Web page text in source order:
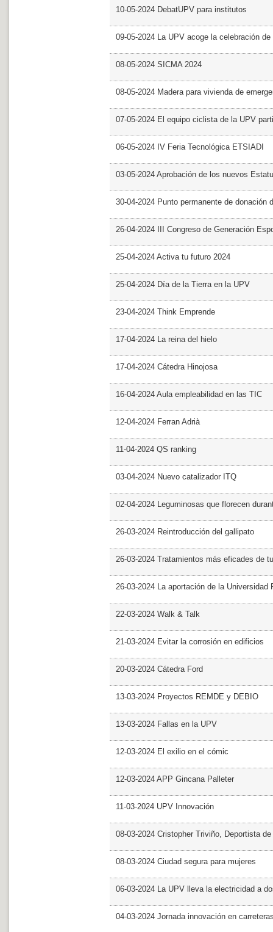
10-05-2024 DebatUPV para institutos
09-05-2024 La UPV acoge la celebración
08-05-2024 SICMA 2024
08-05-2024 Madera para vivienda de
07-05-2024 El equipo ciclista de la UPV
06-05-2024 IV Feria Tecnológica ETSIADI
03-05-2024 Aprobación de los nuevos
30-04-2024 Punto permanente de donación
26-04-2024 III Congreso de Generación
25-04-2024 Activa tu futuro 2024
25-04-2024 Día de la Tierra en la UPV
23-04-2024 Think Emprende
17-04-2024 La reina del hielo
17-04-2024 Cátedra Hinojosa
16-04-2024 Aula empleabilidad en las TIC
12-04-2024 Ferran Adrià
11-04-2024 QS ranking
03-04-2024 Nuevo catalizador ITQ
02-04-2024 Leguminosas que florecen
26-03-2024 Reintroducción del gallipato
26-03-2024 Tratamientos más eficades de
26-03-2024 La aportación de la Universidad
22-03-2024 Walk & Talk
21-03-2024 Evitar la corrosión en edificios
20-03-2024 Cátedra Ford
13-03-2024 Proyectos REMDE y DEBIO
13-03-2024 Fallas en la UPV
12-03-2024 El exilio en el cómic
12-03-2024 APP Gincana Palleter
11-03-2024 UPV Innovación
08-03-2024 Cristopher Triviño, Deportista
08-03-2024 Ciudad segura para mujeres
06-03-2024 La UPV lleva la electricidad a
04-03-2024 Jornada innovación en